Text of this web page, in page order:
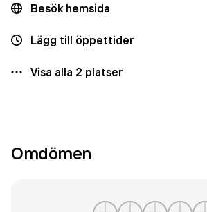
Besök hemsida
Lägg till öppettider
Visa alla 2 platser
Omdömen